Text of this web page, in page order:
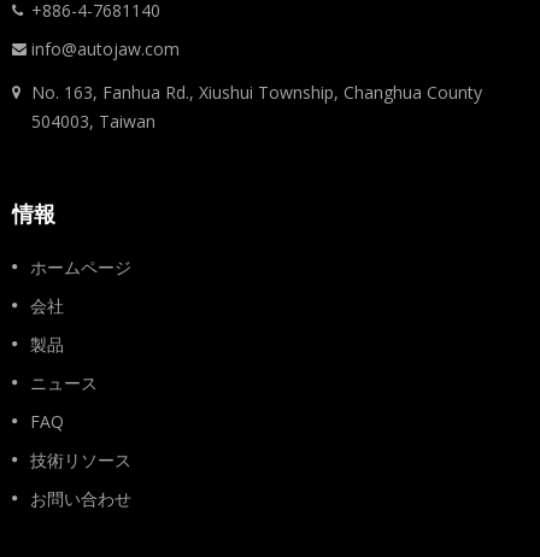
+886-4-7681140
info@autojaw.com
No. 163, Fanhua Rd., Xiushui Township, Changhua County
504003, Taiwan
情報
ホームページ
会社
製品
ニュース
FAQ
技術リソース
お問い合わせ